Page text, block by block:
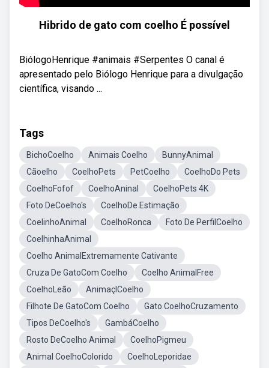
Hibrido de gato com coelho É possível
BiólogoHenrique #animais #Serpentes O canal é
apresentado pelo Biólogo Henrique para a divulgação
científica, visando ...
Tags
BichoCoelho Animais Coelho
BunnyAnimal
Cãoelho
CoelhoPets PetCoelho
CoelhoDo Pets
CoelhoFofof
CoelhoAninal
CoelhoPets 4K
Foto DeCoelho's
CoelhoDe Estimação
CoelinhoAnimal
CoelhoRonca
Foto De PerfilCoelho
CoelhinhaAnimal
Coelho AnimalExtremamente Cativante
Cruza De GatoCom Coelho
Coelho AnimalFree
CoelhoLeão
AnimaçlCoelho
Filhote De GatoCom Coelho
Gato CoelhoCruzamento
Tipos DeCoelho's
GambáCoelho
Rosto DeCoelho Animal
CoelhoPigmeu
Animal CoelhoColorido
CoelhoLeporidae